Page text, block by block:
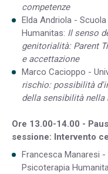
competenze
Elda Andriola -
Humanitas: Il senso
genitorialità: Parent
e accettazione
Marco Cacioppo -
rischio: possibilità
della sensibilità nella
Ore 13.00-14.00 -
sessione: Intervento
Francesca Manaresi
Psicoterapia